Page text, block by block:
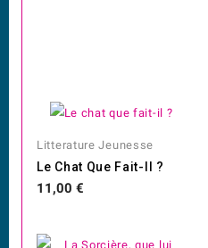
Litterature Jeunesse
Le Chat Que Fait-Il ?
Prix
11,00 €